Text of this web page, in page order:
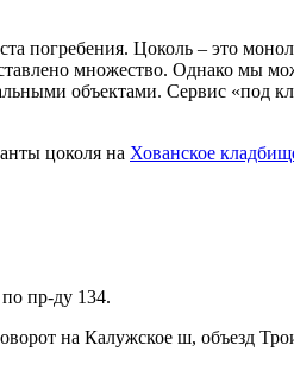
погребения. Цоколь – это
множество. Однако мы
объектами. Сервис «под
цоколя на Хованское
пр-ду 134.
на Калужское ш, объезд